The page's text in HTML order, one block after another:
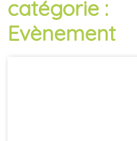
catégorie :
Evènement